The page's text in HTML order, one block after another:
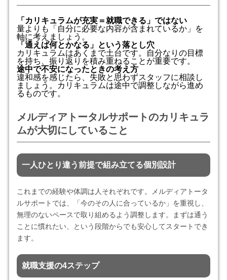
「カリキュラムが充実＝就職できる」ではない
量よりも「自分に必要な内容が含まれているか」を
軸に考えましょう。
「通えば何とかなる」という落とし穴
カリキュラムはあくまで土台です。自分なりの目標
を持ち、振り返りを積み重ねることが重要です。
途中で不安になったときの考え方
違和感を感じたら、失敗と思わずスタッフに相談し
ましょう。カリキュラムは途中で調整しながら進め
るものです。
メルディアトータルサポートのカリキュラ
ムが大切にしていること
一人ひとり違う前提で組み立てる個別設計
これまでの経験や体調は人それぞれです。メルディアトータ
ルサポートでは、「今のその人に合っているか」を重視し、
無理のないペースで取り組めるよう調整します。まずは通う
ことに慣れたい、という段階からでも安心してスタートでき
ます。
就職支援の4ステップ